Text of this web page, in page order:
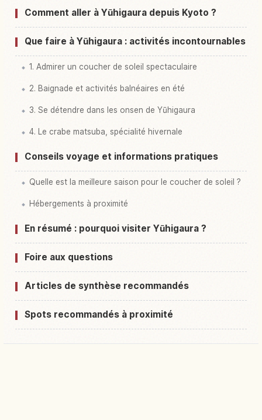
Comment aller à Yūhigaura depuis Kyoto ?
Que faire à Yūhigaura : activités incontournables
1. Admirer un coucher de soleil spectaculaire
2. Baignade et activités balnéaires en été
3. Se détendre dans les onsen de Yūhigaura
4. Le crabe matsuba, spécialité hivernale
Conseils voyage et informations pratiques
Quelle est la meilleure saison pour le coucher de soleil ?
Hébergements à proximité
En résumé : pourquoi visiter Yūhigaura ?
Foire aux questions
Articles de synthèse recommandés
Spots recommandés à proximité